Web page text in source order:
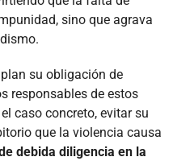
sino que agrava
su obligación de
responsables de estos
caso concreto, evitar su
que la violencia causa
debida diligencia en la